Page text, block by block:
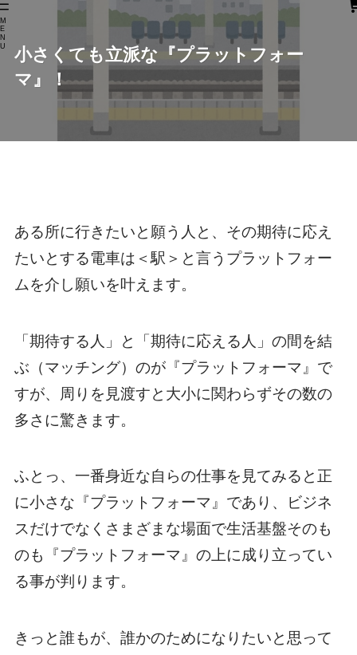
M
E
N
U
小さくても立派な『プラットフォー
マ』！
ある所に行きたいと願う人と、その期待に応え
たいとする電車は＜駅＞と言うプラットフォー
ムを介し願いを叶えます。
「期待する人」と「期待に応える人」の間を結
ぶ（マッチング）のが『プラットフォーマ』で
すが、周りを見渡すと大小に関わらずその数の
多さに驚きます。
ふとっ、一番身近な自らの仕事を見てみると正
に小さな『プラットフォーマ』であり、ビジネ
スだけでなくさまざまな場面で生活基盤そのも
のも『プラットフォーマ』の上に成り立ってい
る事が判ります。
きっと誰もが、誰かのためになりたいと思って